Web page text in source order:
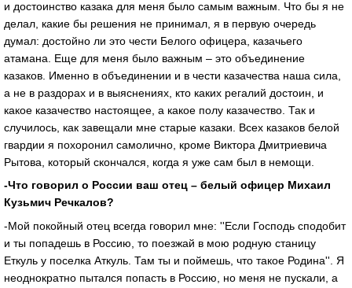
и достоинство казака для меня было самым важным. Что бы я не
делал, какие бы решения не принимал, я в первую очередь
думал: достойно ли это чести Белого офицера, казачьего
атамана. Еще для меня было важным – это объединение
казаков. Именно в объединении и в чести казачества наша сила,
а не в раздорах и в выяснениях, кто каких регалий достоин, и
какое казачество настоящее, а какое полу казачество. Так и
случилось, как завещали мне старые казаки. Всех казаков белой
гвардии я похоронил самолично, кроме Виктора Дмитриевича
Рытова, который скончался, когда я уже сам был в немощи.
-Что говорил о России ваш отец – белый офицер Михаил
Кузьмич Речкалов?
-Мой покойный отец всегда говорил мне: ''Если Господь сподобит
и ты попадешь в Россию, то поезжай в мою родную станицу
Еткуль у поселка Аткуль. Там ты и поймешь, что такое Родина''. Я
неоднократно пытался попасть в Россию, но меня не пускали, а